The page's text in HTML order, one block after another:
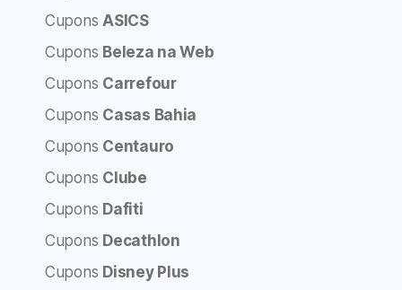
CuponsASICS
Cupons Beleza na Web
Cupons Carrefour
Cupons Casas Bahia
Cupons Centauro
Cupons Clube
Cupons Dafiti
Cupons Decathlon
Cupons Disney Plus